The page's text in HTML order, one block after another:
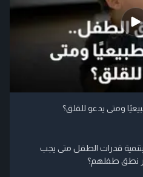
ومتى يدعو للقلق؟
قدرات الطفل متى يجب
نطق طفلهم؟